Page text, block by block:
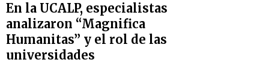
En la UCALP, especialistas
analizaron “Magnifica
Humanitas” y el rol de las
universidades